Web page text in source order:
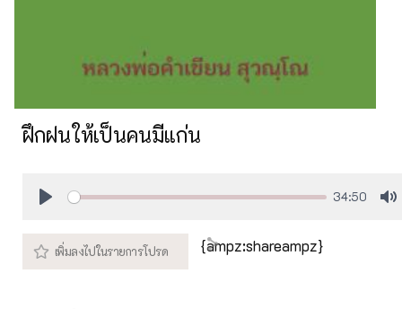
ฝึกฝนให้เป็นคนมีแก่น
34:50
{ampz:shareampz}